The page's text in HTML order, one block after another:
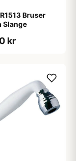
Bruser
Slange
kr